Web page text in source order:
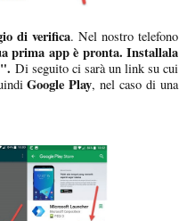
di verifica. Nel nostro telefono
prima app è pronta. Installala
Di seguito ci sarà un link su cui
Google Play, nel caso di una